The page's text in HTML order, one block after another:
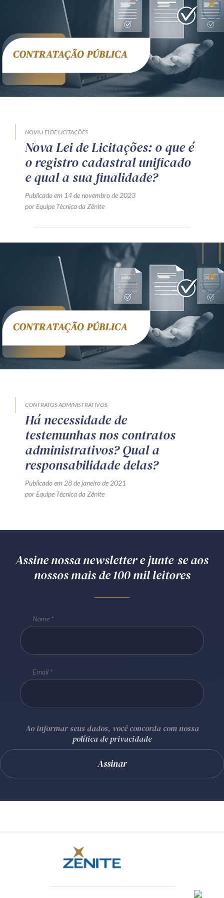
Receba por RSS
Av. Sete de Setembro, 4698
80240-000
Telefone (41) 2109-8666
NOVA LEI DE LICITAÇÕES
Nova Lei de Licitações: o que é
o registro cadastral unificado
e qual a sua finalidade?
Publicado em 14 de novembro de 2023
por Equipe Técnica da Zênite
CONTRATOS ADMINISTRATIVOS
Há necessidade de
testemunhas nos contratos
administrativos? Qual a
responsabilidade delas?
Publicado em 28 de janeiro de 2021
por Equipe Técnica da Zênite
Assine nossa newsletter e junte-se aos
nossos mais de 100 mil leitores
Nome
Email
Ao informar seus dados, você concorda com nossa
política de privacidade